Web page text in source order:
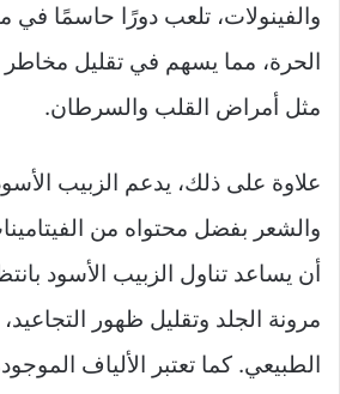
والفينولات، تلعب دورًا حاسمًا في
الحرة، مما يسهم في تقليل مخاطر
مثل أمراض القلب والسرطان.
علاوة على ذلك، يدعم الزبيب
والشعر بفضل محتواه من
أن يساعد تناول الزبيب الأسود
مرونة الجلد وتقليل ظهور
الطبيعي. كما تعتبر الألياف